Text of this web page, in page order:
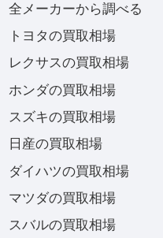
全メーカーから調べる
トヨタの買取相場
レクサスの買取相場
ホンダの買取相場
スズキの買取相場
日産の買取相場
ダイハツの買取相場
マツダの買取相場
スバルの買取相場